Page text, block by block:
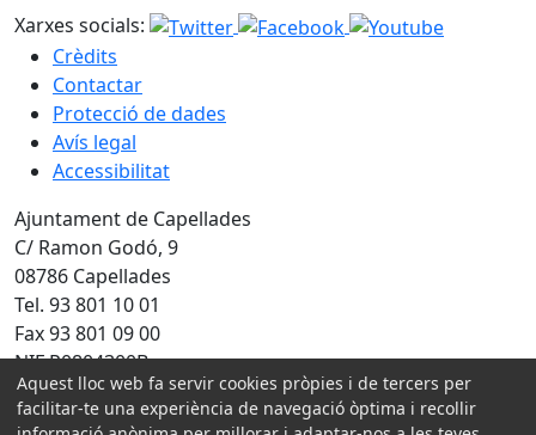
Xarxes socials:
Crèdits
Contactar
Protecció de dades
Avís legal
Accessibilitat
Ajuntament de Capellades
C/ Ramon Godó, 9
08786 Capellades
Tel. 93 801 10 01
Fax 93 801 09 00
NIF P0804300B
Amb la col·laboració de:
Aquest lloc web fa servir cookies pròpies i de tercers per
facilitar-te una experiència de navegació òptima i recollir